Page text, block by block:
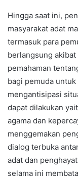
Hingga saat ini,
masyarakat adat
termasuk para
berlangsung
pemahaman
bagi pemuda
mengantisipasi
dapat dilakukan
agama dan
menggemakan
dialog terbuka
adat dan
selama ini